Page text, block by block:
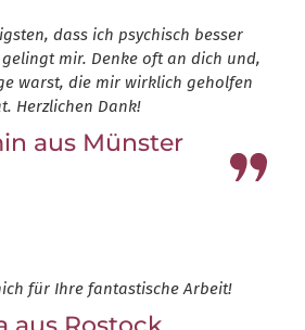
dass ich psychisch besser
mir. Denke oft an dich und,
warst, die mir wirklich geholfen
Herzlichen Dank!
aus Münster
für Ihre fantastische Arbeit!